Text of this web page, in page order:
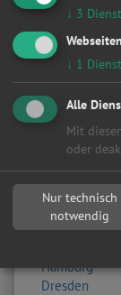
Scheinwerfer
Smart Repair
Sonstige
Turbolader
Wasserpumpe
Zahnriemen
Zylinderkopf
Orte
Alle
Hamburg
Dresden
↓ 3
↓ 1 Dienst
Alle
Mit
oder
Nur technisch
notwendig